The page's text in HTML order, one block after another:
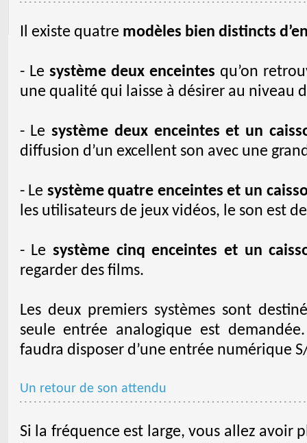
Il existe quatre modèles bien distincts
- Le système deux enceintes qu’on
une qualité qui laisse à désirer au niveau
- Lesystème deux enceintes et un
diffusion d’un excellent son avec une
- Le système quatre enceintes et un
les utilisateurs de jeux vidéos, le son est
- Le système cinq enceintes et un
regarder des films.
Les deux premiers systèmes sont
seule entrée analogique est
faudra disposer d’une entrée numérique
Un retour de son attendu
Si la fréquence est large, vous allez avoir